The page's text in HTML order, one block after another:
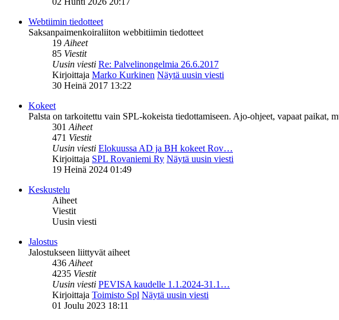
Webtiimin tiedotteet
Saksanpaimenkoiraliiton webbitiimin tiedotteet
19Aiheet
85 Viestit
Uusin viesti Re: Palvelinongelmia 26.6.2017
Kirjoittaja Marko Kurkinen Näytä uusin viesti
30 Heinä 2017 13:22
Kokeet
Palsta on tarkoitettu vain SPL-kokeista tiedottamiseen. Ajo-ohjeet, vapaat paikat,
301Aiheet
471 Viestit
Uusin viesti Elokuussa AD ja BH kokeet Rov…
Kirjoittaja SPL Rovaniemi Ry Näytä uusin viesti
19 Heinä 2024 01:49
Keskustelu
Aiheet
Viestit
Uusin viesti
Jalostus
Jalostukseen liittyvät aiheet
436Aiheet
4235 Viestit
Uusin viesti PEVISA kaudelle 1.1.2024-31.1…
Kirjoittaja Toimisto Spl Näytä uusin viesti
01 Joulu 2023 18:11